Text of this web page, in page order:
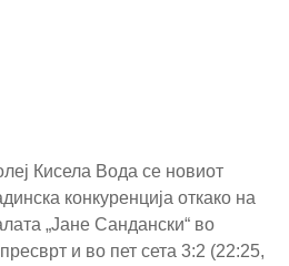
Кисела Вода се новиот
конкуренција откако на
„Јане Сандански“ во
и во пет сета 3:2 (22:25,